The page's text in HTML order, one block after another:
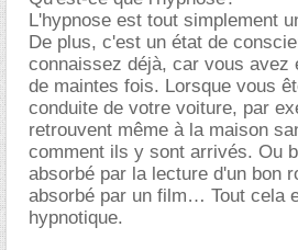
L'hypnose est tout simplement
De plus, c'est un état de
connaissez déjà, car vous avez
de maintes fois. Lorsque vous
conduite de votre voiture, par
retrouvent même à la maison
comment ils y sont arrivés. Ou
absorbé par la lecture d'un bon
absorbé par un film… Tout cela
hypnotique.